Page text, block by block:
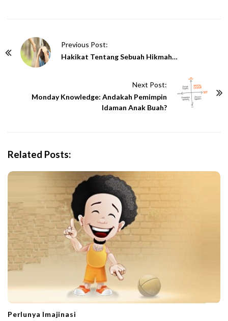
Previous Post:
Hakikat Tentang Sebuah Hikmah…
Next Post:
Monday Knowledge: Andakah Pemimpin
Idaman Anak Buah?
Related Posts:
Perlunya Imajinasi